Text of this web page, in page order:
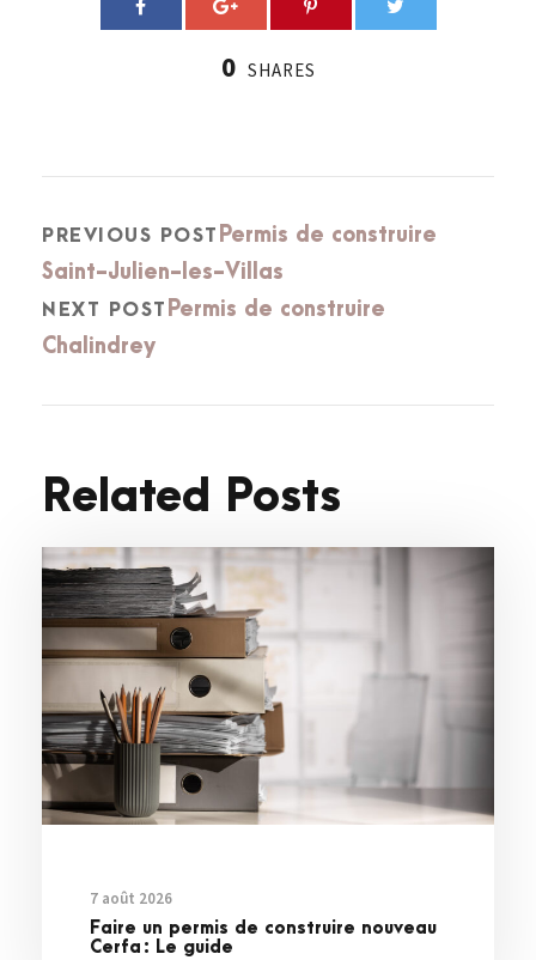
0 SHARES
PREVIOUS POST Permis de construire
Saint-Julien-les-Villas
NEXT POST Permis de construire
Chalindrey
Related Posts
7 août 2026
Faire un permis de construire nouveau
Cerfa : Le guide